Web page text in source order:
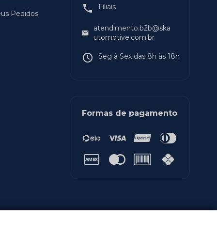
Pedidos
Filiais
atendimento.b2b@ska
utomotive.com.br
Seg à Sex das 8h às 18h
Formas de pagamento